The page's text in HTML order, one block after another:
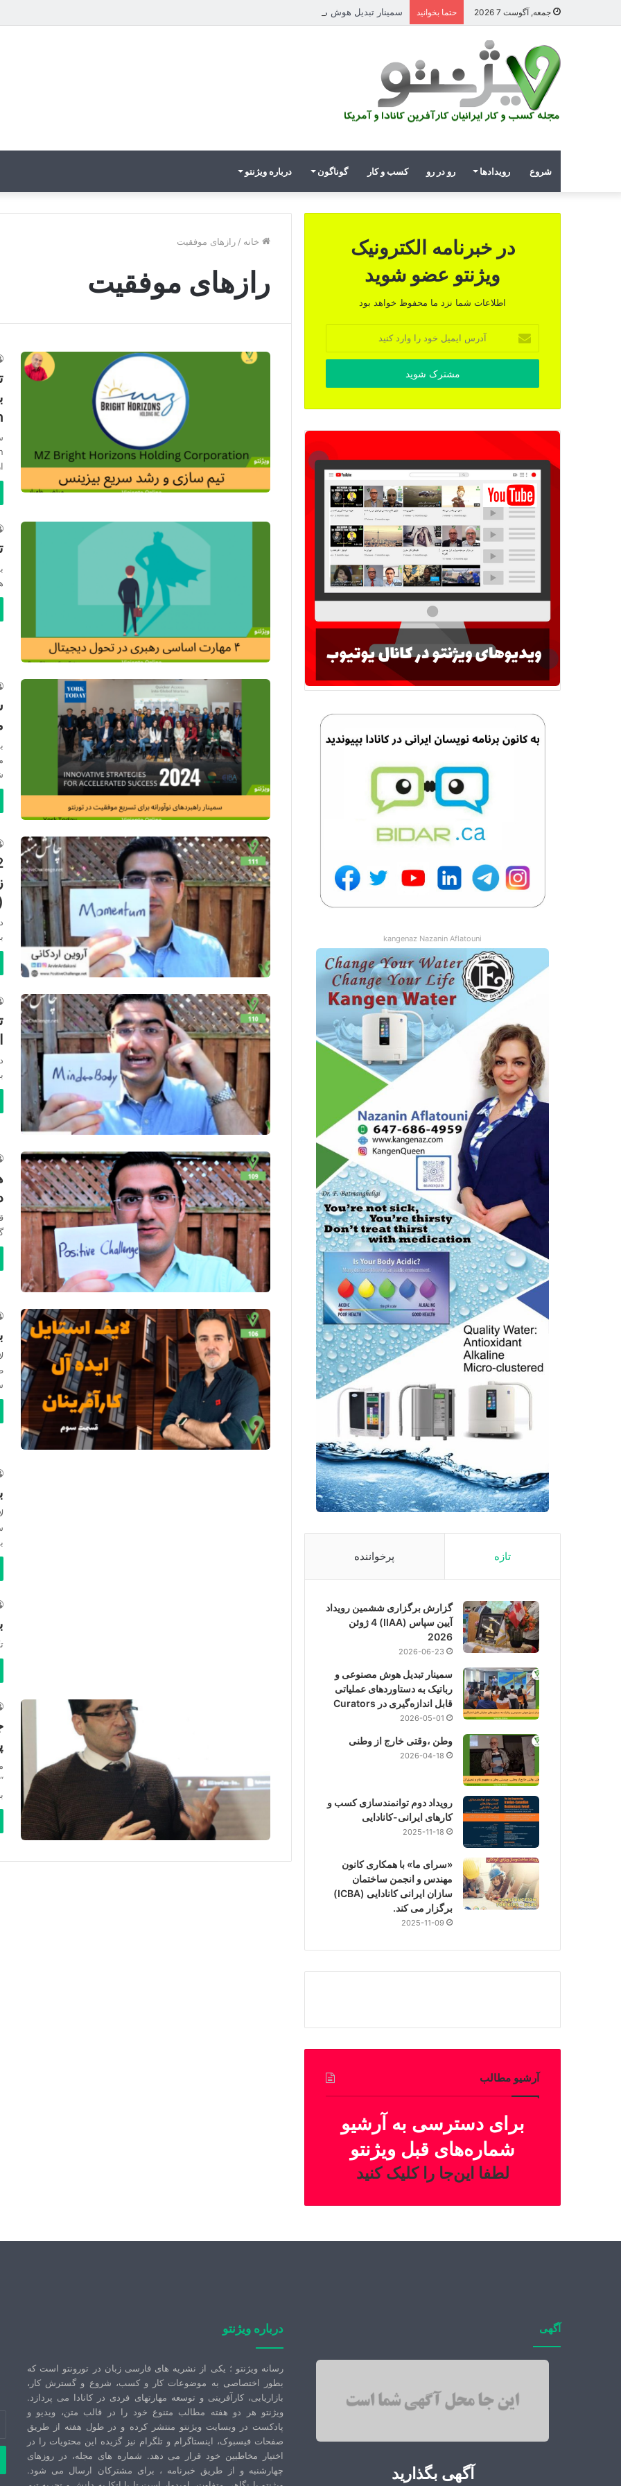
جمعه, آگوست 7 2026 حتما بخوانید سمینار تبدیل هوش مصنوعی و رباتیک به دستاوردهای عملیاتی قابل اندازه‌گیری در Curators
شروع رویدادها رو در رو کسب و کار گوناگون درباره ویژنتو
خانه / رازهای موفقیت
رازهای موفقیت
در خبرنامه الکترونیک
ویژنتو عضو شوید
اطلاعات شما نزد ما محفوظ خواهد بود
ایمیل
خود
وارد
kangenaz Nazanin Aflatouni
تازه پرخواننده
گزارش برگزاری ششمین رویداد
آیین سپاس (IIAA) 4 ژوئن
2026
2026-06-23
سمینار تبدیل هوش مصنوعی و
رباتیک به دستاوردهای عملیاتی
قابل اندازه‌گیری در Curators
2026-05-01
وطن ،وقتی خارج از وطنی
2026-04-18
رویداد دوم توانمندسازی کسب و
کارهای ایرانی-کانادایی
2025-11-18
«سرای ما» با همکاری کانون
مهندس و انجمن ساختمان
سازان ایرانی کانادایی (ICBA)
برگزار می کند.
2025-11-09
آرشیو مطالب
برای دسترسی به آرشیو
شماره‌های قبل ویژنتو
لطفا این‌جا را کلیک کنید
آگهی
آگهی بگذارید
درباره ویژنتو
رسانه ویژنتو ؛ یکی از نشریه های فارسی زبان در تورونتو است که
بطور اختصاصی به موضوعات کار و کسب، شروع و گسترش کار،
بازاریابی، کارآفرینی و توسعه مهارتهای فردی در کانادا می پردازد.
ویژنتو هر دو هفته مطالب متنوع خود را در قالب متن، ویدیو و
پادکست در وبسایت ویژنتو منتشر کرده و در طول هفته از طریق
صفحات فیسبوک، اینستاگرام و تلگرام نیز گزیده این محتویات را در
اختیار مخاطبین خود قرار می دهد. شماره های مجله، در روزهای
چهارشنبه و از طریق خبرنامه ، برای مشترکان ارسال می شود.